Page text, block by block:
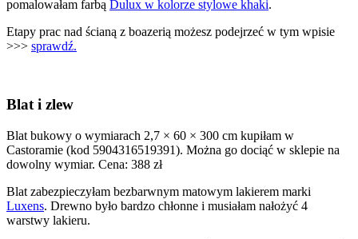
pomalowałam farbą Dulux w kolorze stylowe khaki.
Etapy prac nad ścianą z boazerią możesz podejrzeć w tym wpisie
>>> sprawdź.
Blat i zlew
Blat bukowy o wymiarach 2,7 × 60 × 300 cm kupiłam w
Castoramie (kod 5904316519391). Można go dociąć w sklepie na
dowolny wymiar. Cena: 388 zł
Blat zabezpieczyłam bezbarwnym matowym lakierem marki
Luxens. Drewno było bardzo chłonne i musiałam nałożyć 4
warstwy lakieru.